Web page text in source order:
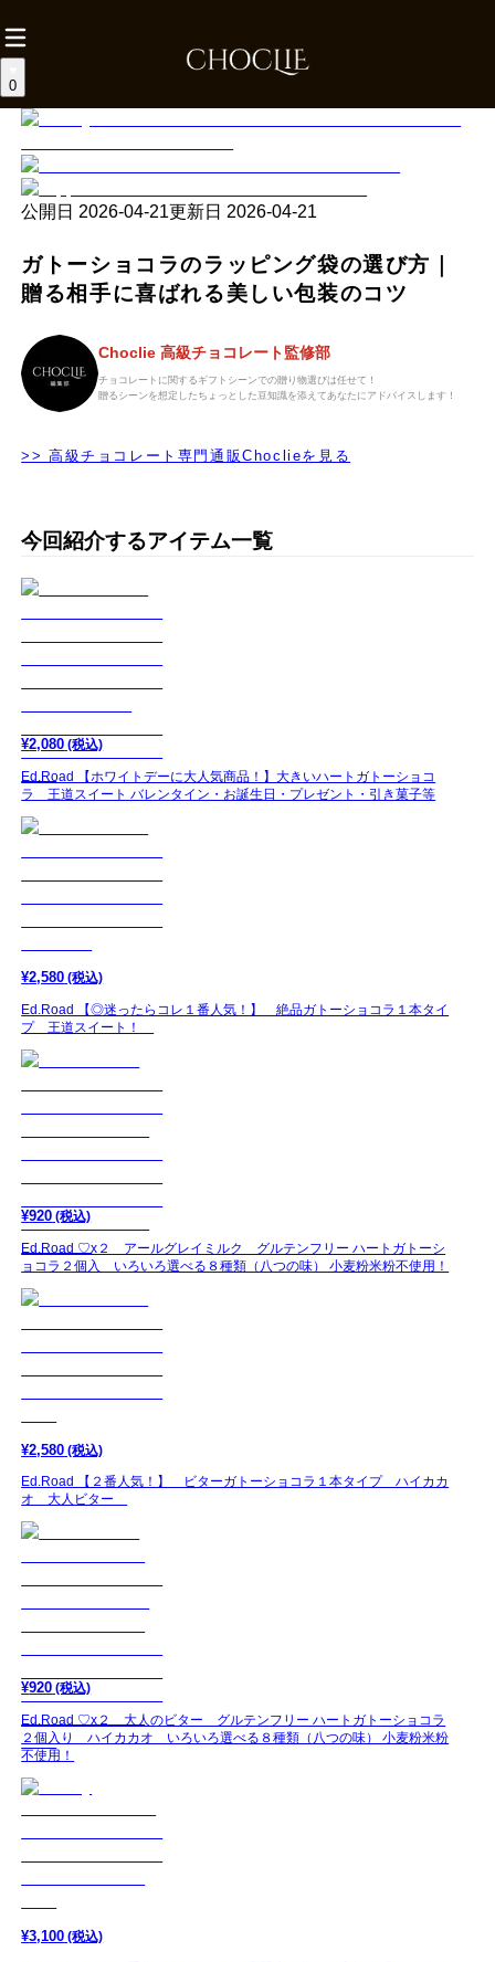
0
公開日 2026-04-21更新日 2026-04-21
ガトーショコラのラッピング袋の選び方｜
贈る相手に喜ばれる美しい包装のコツ
Choclie 高級チョコレート監修部
チョコレートに関するギフトシーンでの贈り物選びは任せて！
贈るシーンを想定したちょっとした豆知識を添えてあなたにアドバイスします！
>> 高級チョコレート専門通販Choclieを見る
今回紹介するアイテム一覧
¥2,080 (税込)
Ed.Road 【ホワイトデーに大人気商品！】大きいハートガトーショコ
ラ 王道スイート バレンタイン・お誕生日・プレゼント・引き菓子等
¥2,580 (税込)
Ed.Road 【◎迷ったらコレ１番人気！】 絶品ガトーショコラ１本タイ
プ 王道スイート！
¥920 (税込)
Ed.Road ♡x２ アールグレイミルク グルテンフリー ハートガトーシ
ョコラ２個入 いろいろ選べる８種類（八つの味） 小麦粉米粉不使用！
¥2,580 (税込)
Ed.Road 【２番人気！】 ビターガトーショコラ１本タイプ ハイカカ
オ 大人ビター
¥920 (税込)
Ed.Road ♡x２ 大人のビター グルテンフリー ハートガトーショコラ
２個入り ハイカカオ いろいろ選べる８種類（八つの味） 小麦粉米粉
不使用！
¥3,100 (税込)